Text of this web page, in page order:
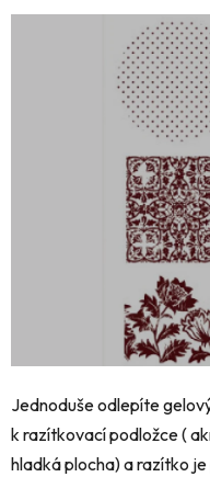
Jednoduše odlepíte
k razítkovací podložce (
hladká plocha) a razítko
produktu